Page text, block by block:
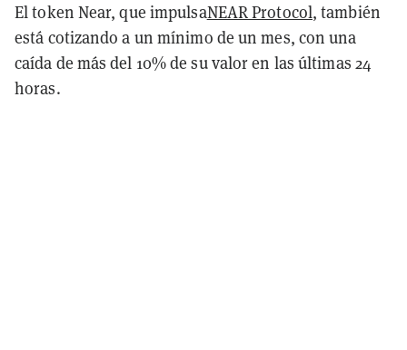
El token Near, que impulsaNEAR Protocol, también
está cotizando a un mínimo de un mes, con una
caída de más del 10% de su valor en las últimas 24
horas.